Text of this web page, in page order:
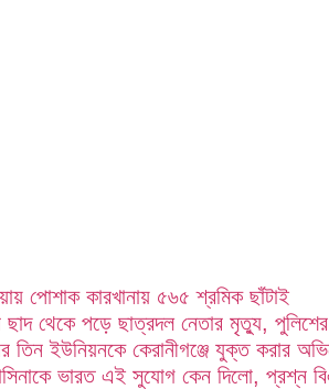
পোশাক কারখানায় ৫৬৫ শ্রমিক ছাঁটাই
ছাদ থেকে পড়ে ছাত্রদল নেতার মৃত্যু,
তিন ইউনিয়নকে কেরানীগঞ্জে যুক্ত করার
ভারত এই সুযোগ কেন দিলো, প্রশ্ন